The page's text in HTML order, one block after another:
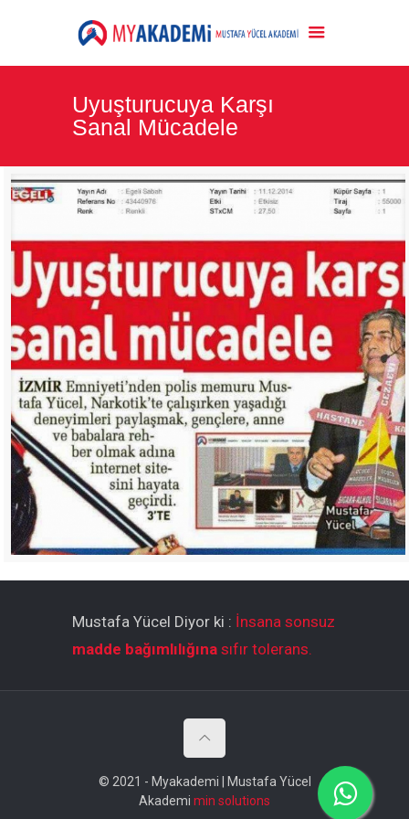
Uyuşturucuya Karşı
Sanal Mücadele
Mustafa Yücel Diyor ki : İnsana sonsuz
madde bağımlılığına sıfır tolerans.
© 2021 - Myakademi | Mustafa Yücel
Akademi min solutions